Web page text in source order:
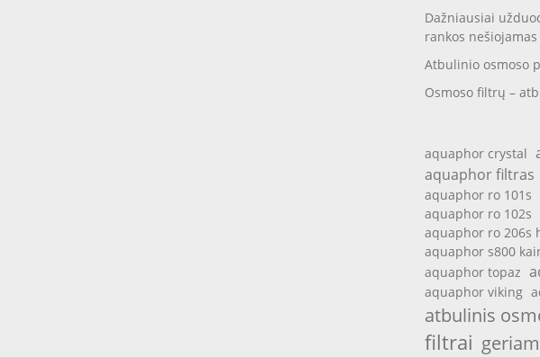
Dažniausiai
rankos
Atbulinio osmoso
Osmoso filtrų –
aquaphor crystal
aquaphor filtras
aquaphor ro 101s
aquaphor ro 102s
aquaphor ro 206s
aquaphor s800
aquaphor topaz
aquaphor viking
atbulinis
filtrai